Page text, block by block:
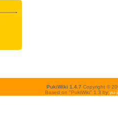
PukiWiki 1.4.7 Copyright ©
Based on "PukiWiki" 1.3 by yu-ji